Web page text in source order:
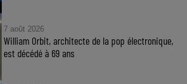
7 août 2026
William Orbit, architecte de la pop électronique,
est décédé à 69 ans